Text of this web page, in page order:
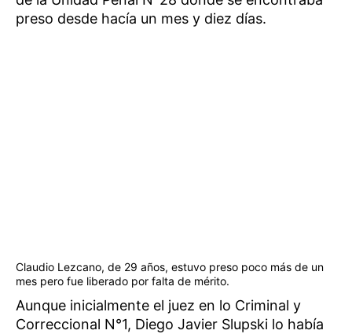
preso desde hacía un mes y diez días.
Claudio Lezcano, de 29 años, estuvo preso poco más de un
mes pero fue liberado por falta de mérito.
Aunque inicialmente el juez en lo Criminal y
Correccional N°1, Diego Javier Slupski lo había